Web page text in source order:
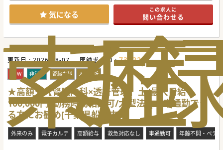
索
る
歴
気になる この求人に
問い合わせる
更新日 :2026-08-07 医師求人ID :731226
NEW 非常勤 腎臓内科 人工透析
★高額★【腎臓内科×透析管理】土/最大日給
100,000円/勤務時間相談可/大型法人◆車通勤でき
る方にお勧め[千葉県船橋市]
外来のみ 電子カルテ 高額給与 救急対応なし 車通勤可 年齢不問・ベテ